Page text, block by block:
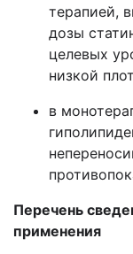
терапией,
дозы
целевых
низкой
в
Перечень
применения